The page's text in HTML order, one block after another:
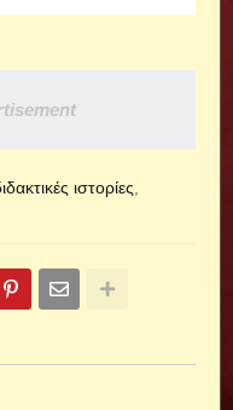
ιστορίες